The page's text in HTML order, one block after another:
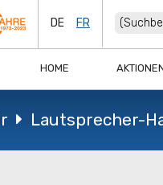
DE FR
HOME
Lautsprecher-